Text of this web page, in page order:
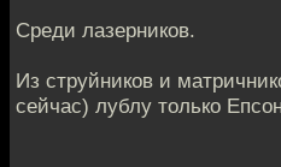
Среди лазерников.
Из струйников и
сейчас) лублу только